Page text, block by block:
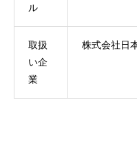
ル
取扱
い企
業
株式会社日